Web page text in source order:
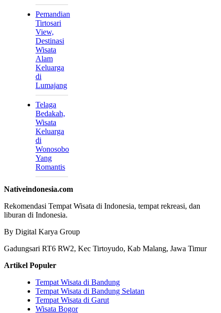
Pemandian
Tirtosari
View,
Destinasi
Wisata
Alam
Keluarga
di
Lumajang
Telaga
Bedakah,
Wisata
Keluarga
di
Wonosobo
Yang
Romantis
Nativeindonesia.com
Rekomendasi Tempat Wisata di Indonesia, tempat rekreasi, dan
liburan di Indonesia.
By Digital Karya Group
Gadungsari RT6 RW2, Kec Tirtoyudo, Kab Malang, Jawa Timur
Artikel Populer
Tempat Wisata di Bandung
Tempat Wisata di Bandung Selatan
Tempat Wisata di Garut
Wisata Bogor